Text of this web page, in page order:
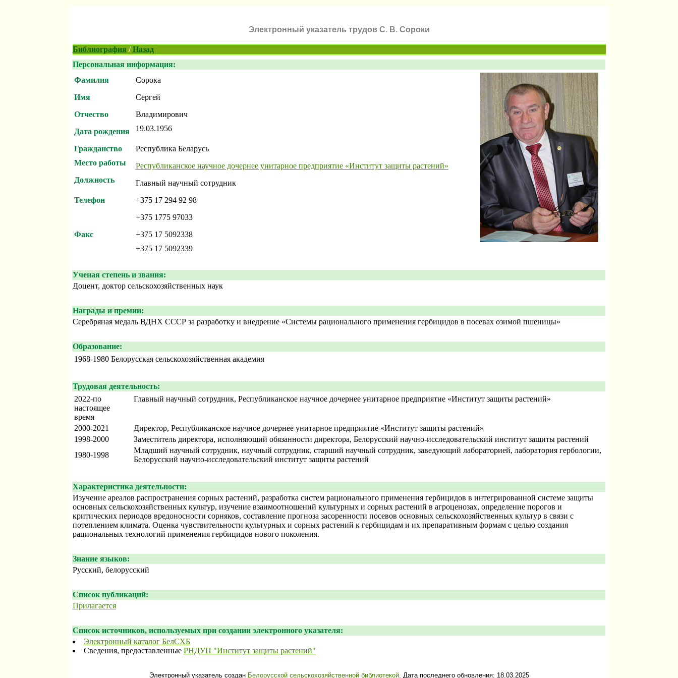
Электронный указатель трудов С. В. Сороки
Библиография /Назад
Персональная информация:
Фамилия
Сорока
Имя
Сергей
Отчество
Владимирович
Дата рождения
19.03.1956
Гражданство
Республика Беларусь
Место работы
Республиканское научное дочернее унитарное предприятие «Институт защиты растений»
Должность
Главный научный сотрудник
Телефон
+375 17 294 92 98
+375 1775 97033
Факс
+375 17 5092338
+375 17 5092339
Ученая степень и звания:
Доцент, доктор сельскохозяйственных наук
Награды и премии:
Серебряная медаль ВДНХ СССР за разработку и внедрение «Системы рационального применения гербицидов в посевах озимой пшеницы»
Образование:
1968-1980 Белорусская сельскохозяйственная академия
Трудовая деятельность:
2022-по
настоящее
время
Главный научный сотрудник, Республиканское научное дочернее унитарное предприятие «Институт защиты растений»
2000-2021
Директор, Республиканское научное дочернее унитарное предприятие «Институт защиты растений»
1998-2000
Заместитель директора, исполняющий обязанности директора, Белорусский научно-исследовательский институт защиты растений
1980-1998
Младший научный сотрудник, научный сотрудник, старший научный сотрудник, заведующий лабораторией, лаборатория гербологии,
Белорусский научно-исследовательский институт защиты растений
Характеристика деятельности:
Изучение ареалов распространения сорных растений, разработка систем рационального применения гербицидов в интегрированной системе защиты
основных сельскохозяйственных культур, изучение взаимоотношений культурных и сорных растений в агроценозах, определение порогов и
критических периодов вредоносности сорняков, составление прогноза засоренности посевов основных сельскохозяйственных культур в связи с
потеплением климата. Оценка чувствительности культурных и сорных растений к гербицидам и их препаративным формам с целью создания
рациональных технологий применения гербицидов нового поколения.
Знание языков:
Русский, белорусский
Список публикаций:
Прилагается
Список источников, используемых при создании электронного указателя:
Электронный каталог БелСХБ
Сведения, предоставленные РНДУП "Институт защиты растений"
Электронный указатель создан Белорусской сельскохозяйственной библиотекой. Дата последнего обновления: 18.03.2025